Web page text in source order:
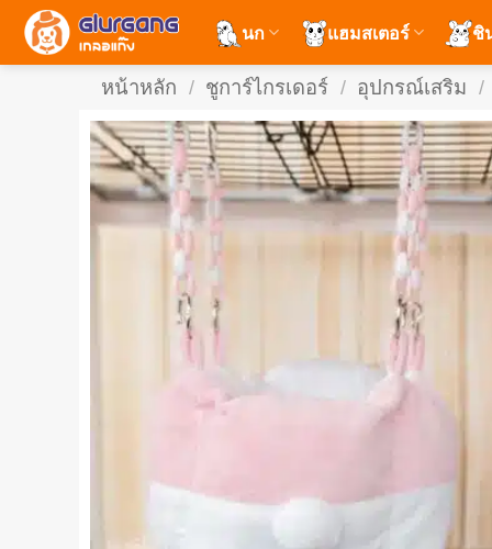
ข้าม
ยัง
นก แฮมสเตอร์ ชิ
หน้าหลัก / ชูการ์ไกรเดอร์ / อุปกรณ์เสริม /